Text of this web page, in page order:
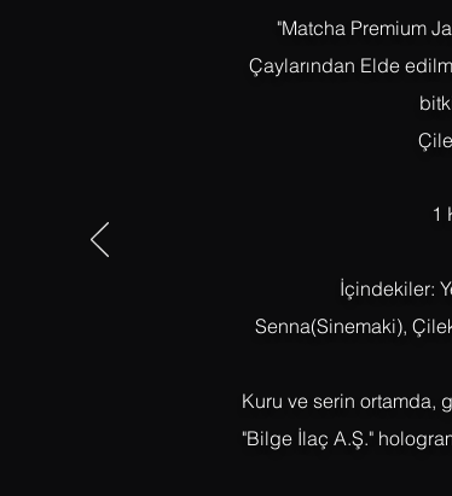
"Matcha Premium
Çaylarından Elde
1
İçindekiler:
Senna(Sinemaki),
Kuru ve serin ortamda,
"Bilge İlaç A.Ş."